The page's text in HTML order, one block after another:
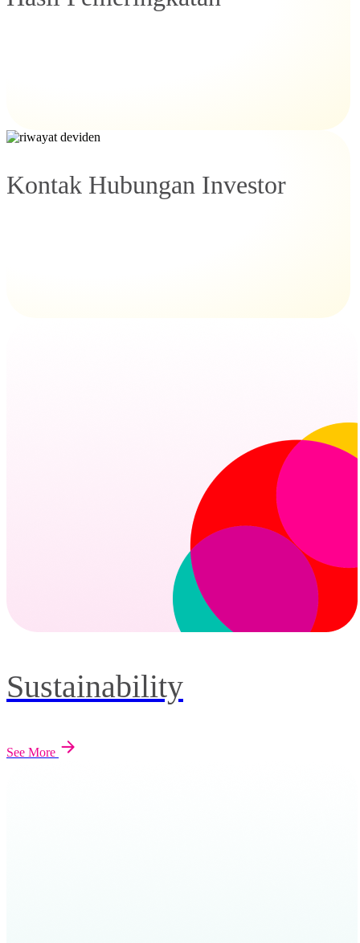
Kontak Hubungan Investor
Sustainability
See More